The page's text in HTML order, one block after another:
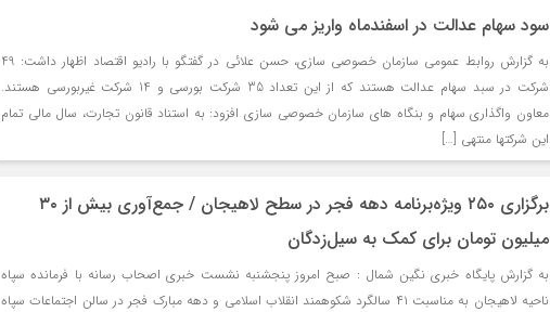
سود سهام عدالت در اسفندماه واریز می شود
به گزارش روابط عمومی سازمان خصوصی سازی، حسن علائی در گفتگو با رادیو اقتصاد اظهار داشت: 49
شرکت در سبد سهام عدالت هستند که از این تعداد 35 شرکت بورسی و 14 شرکت غیربورسی هستند.
معاون واگذاری سهام و بنگاه های سازمان خصوصی سازی افزود: به استناد قانون تجارت، سال مالی تمام
این شرکتها منتهی […]
برگزاری ۲۵۰ ‌ویژه‌برنامه دهه فجر در سطح لاهیجان / جمع‌آوری بیش از ۳۰
میلیون تومان برای کمک به سیل‌زدگان
به گزارش پایگاه خبری نگین شمال : صبح امروز پنجشنبه نشست خبری اصحاب رسانه با فرمانده سپاه
ناحیه لاهیجان به مناسبت ۴۱ سالگرد شکوهمند انقلاب اسلامی و دهه مبارک فجر در سالن اجتماعات سپاه